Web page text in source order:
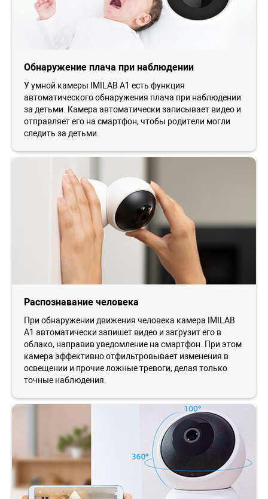
Обнаружение плача при наблюдении
У умной камеры IMILAB A1 есть функция
автоматического обнаружения плача при наблюдении
за детьми. Камера автоматически записывает видео и
отправляет его на смартфон, чтобы родители могли
следить за детьми.
Распознавание человека
При обнаружении движения человека камера IMILAB
A1 автоматически запишет видео и загрузит его в
облако, направив уведомление на смартфон. При этом
камера эффективно отфильтровывает изменения в
освещении и прочие ложные тревоги, делая только
точные наблюдения.